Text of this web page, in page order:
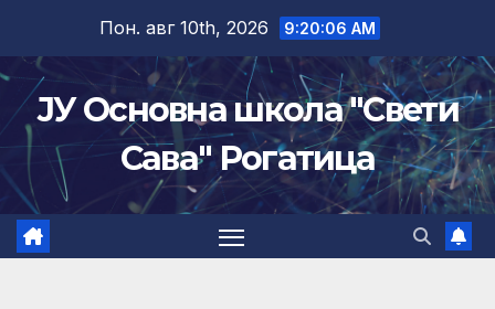
content
Пон. авг 10th, 2026 9:20:07 AM
ЈУ Основна школа "Свети
Сава" Рогатица